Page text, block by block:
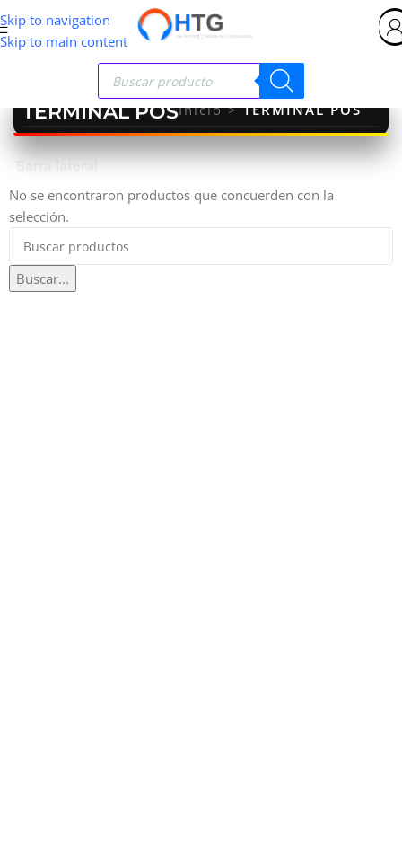
Skip to navigation
Skip to main content
TERMINAL POSInicio>TERMINAL POS
Barra lateral
No se encontraron productos que concuerden con la
selección.
Buscar...